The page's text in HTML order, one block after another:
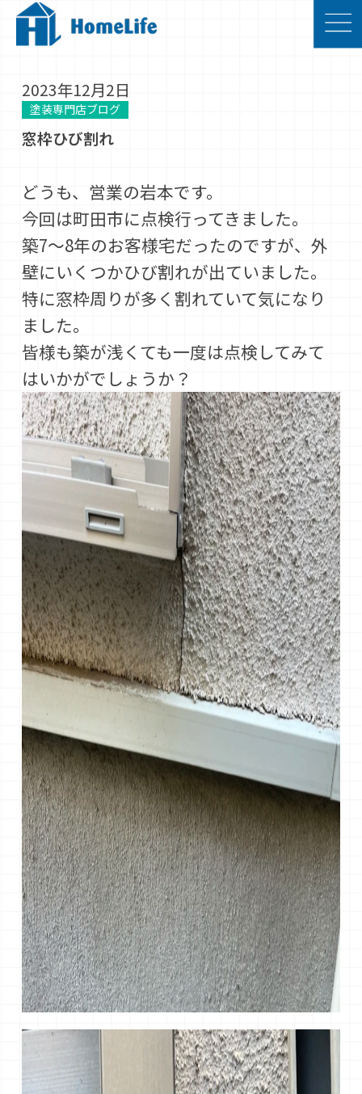
2023年12月2日
塗装専門店ブログ
窓枠ひび割れ
どうも、営業の岩本です。
今回は町田市に点検行ってきました。
築7〜8年のお客様宅だったのですが、外
壁にいくつかひび割れが出ていました。
特に窓枠周りが多く割れていて気になり
ました。
皆様も築が浅くても一度は点検してみて
はいかがでしょうか？